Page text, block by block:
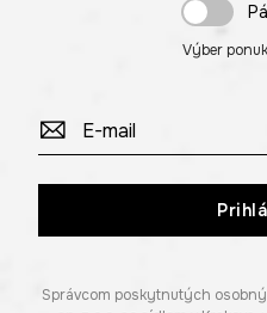
Výber
Správcom poskytnutých